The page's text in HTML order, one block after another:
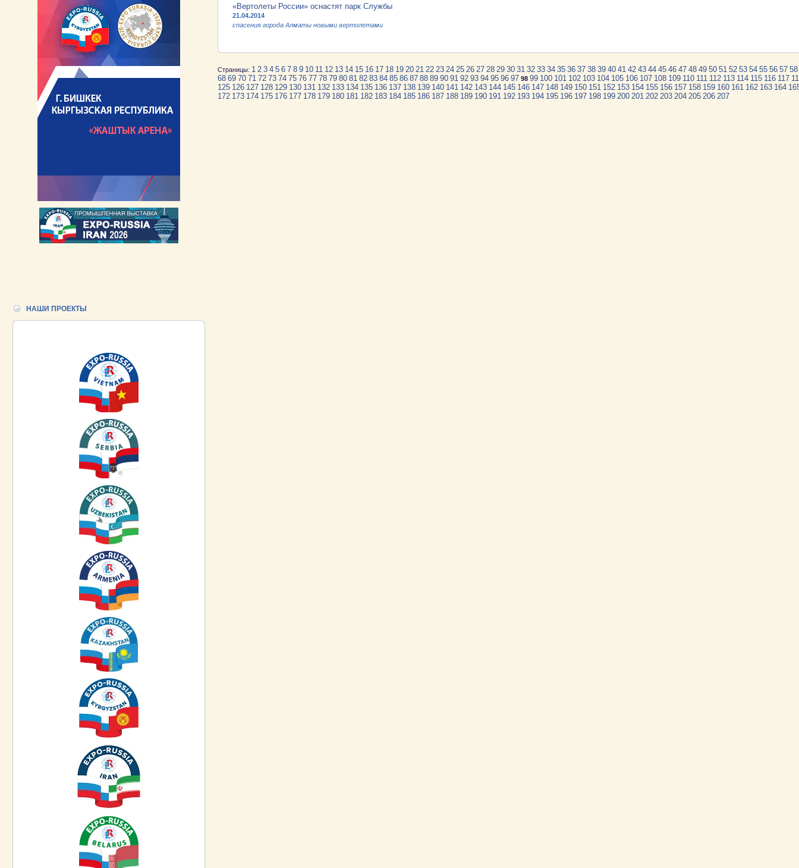
НАШИ ПРОЕКТЫ
«Вертолеты России» оснастят парк Службы
21.04.2014
спасения города Алматы новыми вертолетами
Страницы: 1 2 3 4 5 6 7 8 9 10 11 12 13 14 15 16 17 18 19 20 21 22 23 24 25 26 27 28 29 30 31 32 33 34 35 36 37 38 39 40 41 42 43 44 45 46 47 48 49 50 51 52 53 54 55 56 57 58
68 69 70 71 72 73 74 75 76 77 78 79 80 81 82 83 84 85 86 87 88 89 90 91 92 93 94 95 96 97 98 99 100 101 102 103 104 105 106 107 108 109 110 111 112 113 114 115 116 117
125 126 127 128 129 130 131 132 133 134 135 136 137 138 139 140 141 142 143 144 145 146 147 148 149 150 151 152 153 154 155 156 157 158 159 160 161 162 163 164
172 173 174 175 176 177 178 179 180 181 182 183 184 185 186 187 188 189 190 191 192 193 194 195 196 197 198 199 200 201 202 203 204 205 206 207